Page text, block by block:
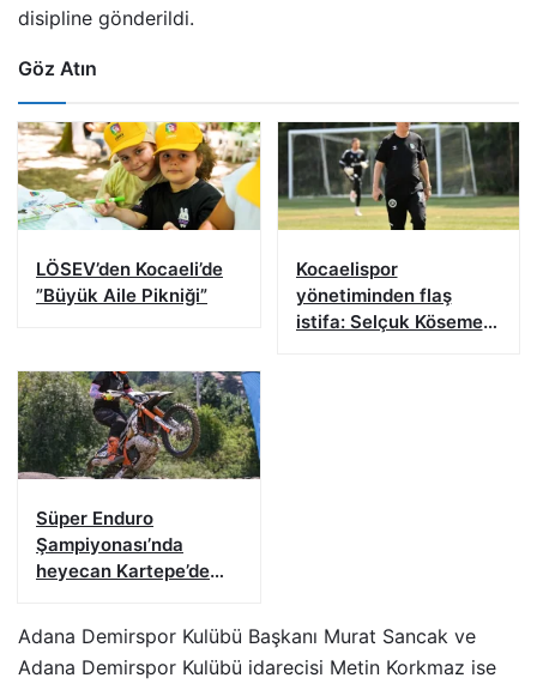
disipline gönderildi.
Göz Atın
LÖSEV’den Kocaeli’de
”Büyük Aile Pikniği”
Kocaelispor
yönetiminden flaş
istifa: Selçuk Kösemen
Süper Enduro
Şampiyonası’nda
heyecan Kartepe’de
Adana Demirspor Kulübü Başkanı Murat Sancak ve
Adana Demirspor Kulübü idarecisi Metin Korkmaz ise